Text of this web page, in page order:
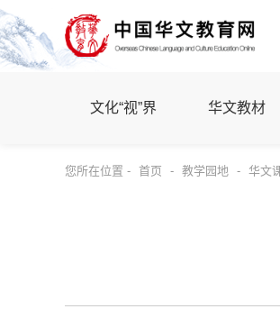
文化“视”界 华文教材
您所在位置 - 首页 - 教学园地 - 华文